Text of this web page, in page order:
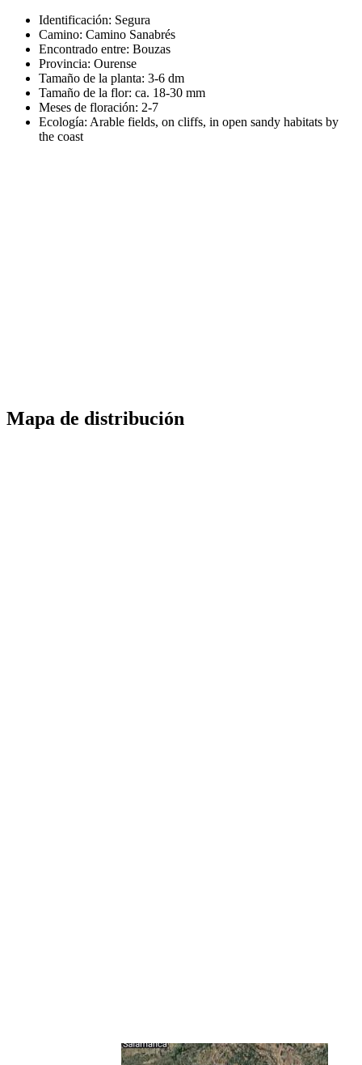
Identificación: Segura
Camino: Camino Sanabrés
Encontrado entre: Bouzas
Provincia: Ourense
Tamaño de la planta: 3-6 dm
Tamaño de la flor: ca. 18-30 mm
Meses de floración: 2-7
Ecología: Arable fields, on cliffs, in open sandy habitats by
the coast
Mapa de distribución